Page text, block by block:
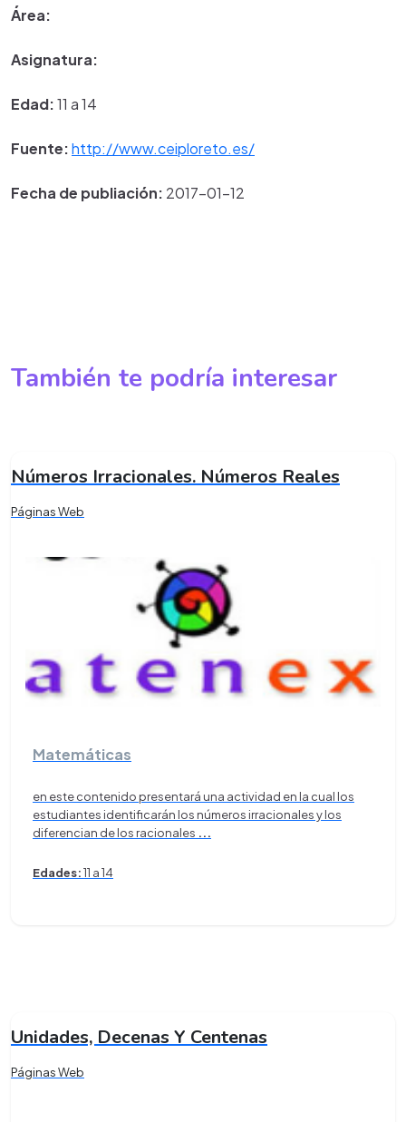
Área:
Asignatura:
Edad:11 a 14
Fuente:http://www.ceiploreto.es/
Fecha de publiación: 2017-01-12
También te podría interesar
Números Irracionales. Números Reales
Páginas Web
Matemáticas
en este contenido presentará una actividad en la cual los
estudiantes identificarán los números irracionales y los
diferencian de los racionales ...
Edades:11 a 14
Unidades, Decenas Y Centenas
Páginas Web